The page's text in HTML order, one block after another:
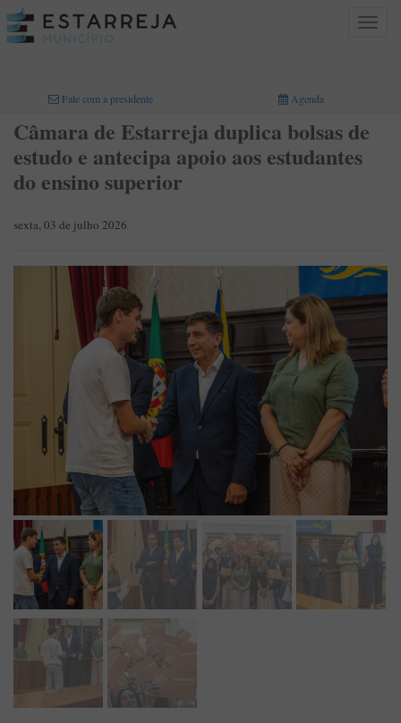
Toggle
Fale com a presidente Agenda
Câmara de Estarreja duplica bolsas de
estudo e antecipa apoio aos estudantes
do ensino superior
sexta, 03 de julho 2026